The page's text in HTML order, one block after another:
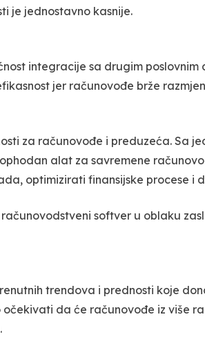
je jednostavno kasnije.
integracije sa drugim
jer računovođe brže
za računovođe i preduzeća. Sa
alat za savremene
optimizirati finansijske procese i
softver u oblaku
trendova i prednosti koje
da će računovođe iz više